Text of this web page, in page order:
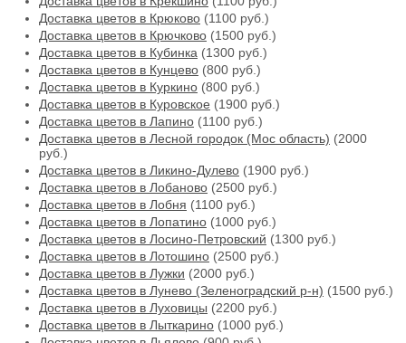
Доставка цветов в Крюково (1100 руб.)
Доставка цветов в Крючково (1500 руб.)
Доставка цветов в Кубинка (1300 руб.)
Доставка цветов в Кунцево (800 руб.)
Доставка цветов в Куркино (800 руб.)
Доставка цветов в Куровское (1900 руб.)
Доставка цветов в Лапино (1100 руб.)
Доставка цветов в Лесной городок (Мос область) (2000
руб.)
Доставка цветов в Ликино-Дулево (1900 руб.)
Доставка цветов в Лобаново (2500 руб.)
Доставка цветов в Лобня (1100 руб.)
Доставка цветов в Лопатино (1000 руб.)
Доставка цветов в Лосино-Петровский (1300 руб.)
Доставка цветов в Лотошино (2500 руб.)
Доставка цветов в Лужки (2000 руб.)
Доставка цветов в Лунево (Зеленоградский р-н) (1500 руб.)
Доставка цветов в Луховицы (2200 руб.)
Доставка цветов в Лыткарино (1000 руб.)